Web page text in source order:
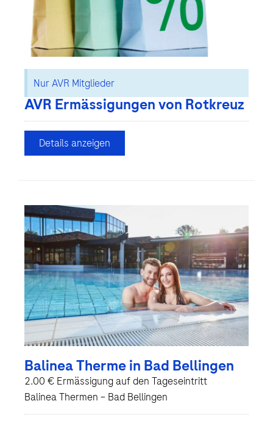
Nur AVR Mitglieder
AVR Ermässigungen von Rotkreuz
Details anzeigen
Balinea Therme in Bad Bellingen
2.00 € Ermässigung auf den Tageseintritt
Balinea Thermen – Bad Bellingen